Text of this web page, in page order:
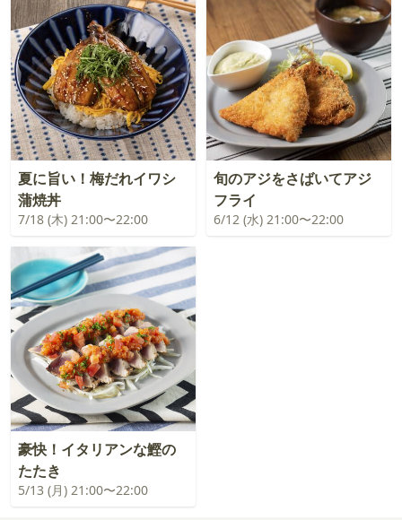
夏に旨い！梅だれイワシ
蒲焼丼
7/18 (木) 21:00〜22:00
旬のアジをさばいてアジ
フライ
6/12 (水) 21:00〜22:00
豪快！イタリアンな鰹の
たたき
5/13 (月) 21:00〜22:00